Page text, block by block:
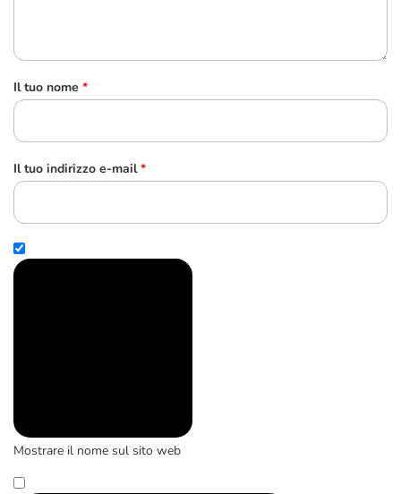
Il tuo nome *
Il tuo indirizzo e-mail *
Mostrare il nome sul sito web